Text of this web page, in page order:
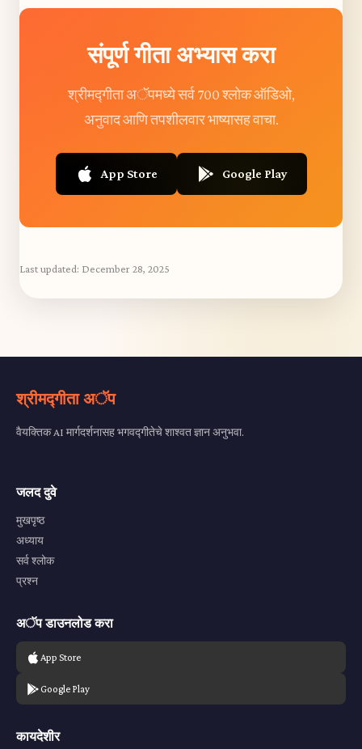
संपूर्ण गीता अभ्यास करा
श्रीमद्गीता अॅपमध्ये सर्व 700 श्लोक ऑडिओ,
अनुवाद आणि तपशीलवार भाष्यासह वाचा.
App Store Google Play
Last updated: December 28, 2025
श्रीमद्गीता अॅप
वैयक्तिक AI मार्गदर्शनासह भगवद्गीतेचे शाश्वत ज्ञान अनुभवा.
जलद दुवे
मुखपृष्ठ
अध्याय
सर्व श्लोक
प्रश्न
अॅप डाउनलोड करा
App Store
Google Play
कायदेशीर